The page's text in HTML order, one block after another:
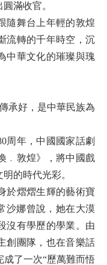
滿收官。
舞台上年輕的敦煌
流轉的千年時空，沉
中華文化的璀璨與瑰
好，是中華民族為
年，中國國家話劇
﹒敦煌》，將中國戲
的時代光彩。
熠熠生輝的藝術寶
沙娜曾說，她在大漠
沒有學歷的學業。由
創團隊，也在音樂話
了一次“歷萬難而悟